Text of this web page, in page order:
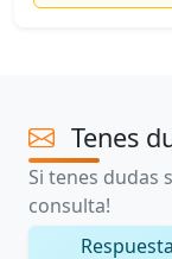
Tenes
Si tenes dudas
consulta!